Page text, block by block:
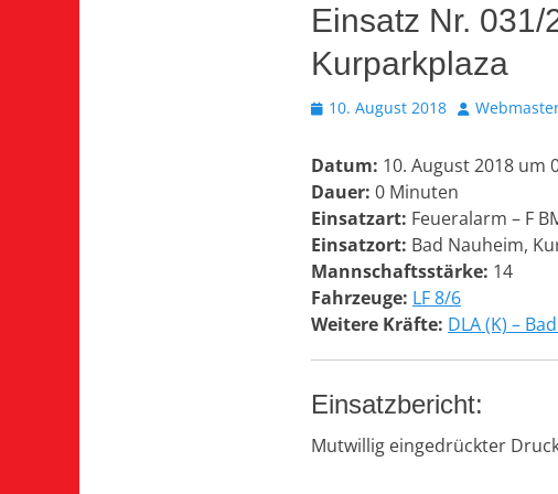
Einsatz Nr.
Kurparkplaza
Veröffentlicht
10. August 2018 Autor
Datum: 10. August 2018 um
Dauer: 0 Minuten
Einsatzart: Feueralarm – F
Einsatzort: Bad Nauheim,
Mannschaftsstärke: 14
Fahrzeuge: LF 8/6
Weitere Kräfte: DLA (K) –
Einsatzbericht:
Mutwillig eingedrückter